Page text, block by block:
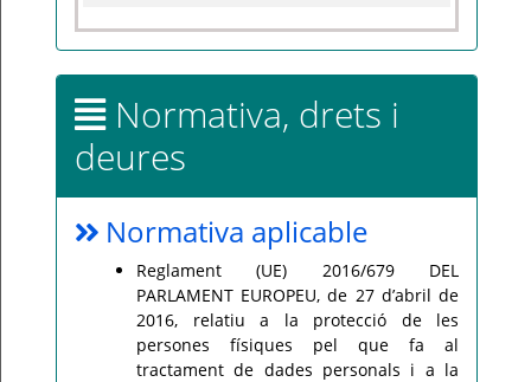
Normativa, drets i
deures
Normativa aplicable
Reglament (UE) 2016/679 DEL
PARLAMENT EUROPEU, de 27 d’abril de
2016, relatiu a la protecció de les
persones físiques pel que fa al
tractament de dades personals i a la